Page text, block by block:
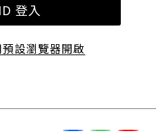
登入
設瀏覽器開啟